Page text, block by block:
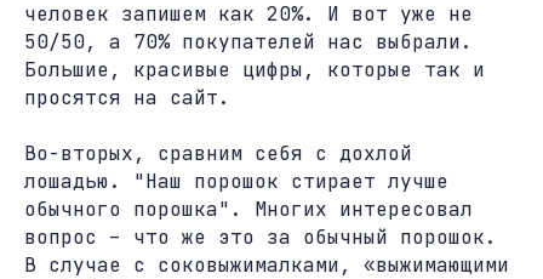
человек запишем как 20%. И вот уже не
50/50, а 70% покупателей нас выбрали.
Большие, красивые цифры, которые так и
просятся на сайт.
Во-вторых, сравним себя с дохлой
лошадью. "Наш порошок стирает лучше
обычного порошка". Многих интересовал
вопрос – что же это за обычный порошок.
В случае с соковыжималками, «выжимающими